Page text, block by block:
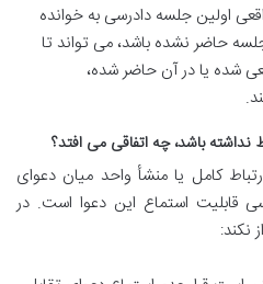
اولین جلسه دادرسی به خوانده
حاضر نشده باشد، می تواند تا
شده یا در آن حاضر شده،
نداشته باشد، چه اتفاقی می افتد؟
کامل یا منشأ واحد میان دعوای
قابلیت استماع این دعوا است. در
نکند: